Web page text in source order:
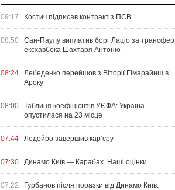
09:17 Костич підписав контракт з ПСВ
08:50
Сан-Паулу виплатив борг Лаціо за трансфер
ексхавбека Шахтаря Антоніо
08:24
Лебеденко перейшов з Віторії Гімарайнш в
Ароку
08:00
Таблиця коефіцієнтів УЄФА: Україна
опустилася на 23 місце
07:44 Лодейро завершив кар’єру
07:30 Динамо Київ — Карабах. Наші оцінки
07:22
Гурбанов після поразки від Динамо Київ: